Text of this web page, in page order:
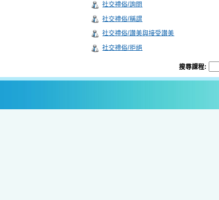
社交禮俗/詢問
社交禮俗/稱謂
社交禮俗/讚美與接受讚美
社交禮俗/拒絕
搜尋課程: